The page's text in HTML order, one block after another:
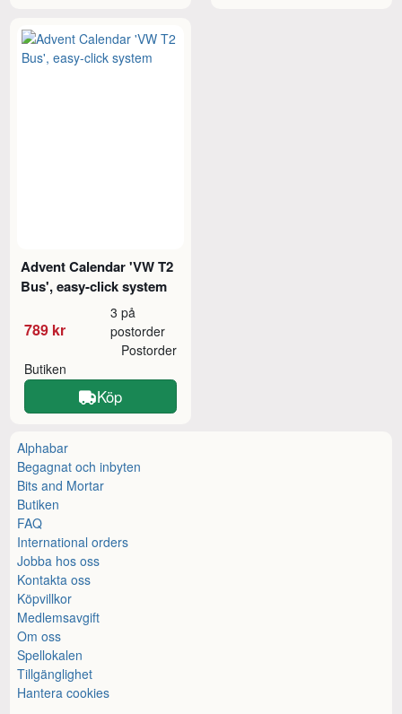
Advent Calendar 'VW T2
Bus', easy-click system
789 kr
3 på
postorder
Butiken
Postorder
Köp
Alphabar
Begagnat och inbyten
Bits and Mortar
Butiken
FAQ
International orders
Jobba hos oss
Kontakta oss
Köpvillkor
Medlemsavgift
Om oss
Spellokalen
Tillgänglighet
Hantera cookies